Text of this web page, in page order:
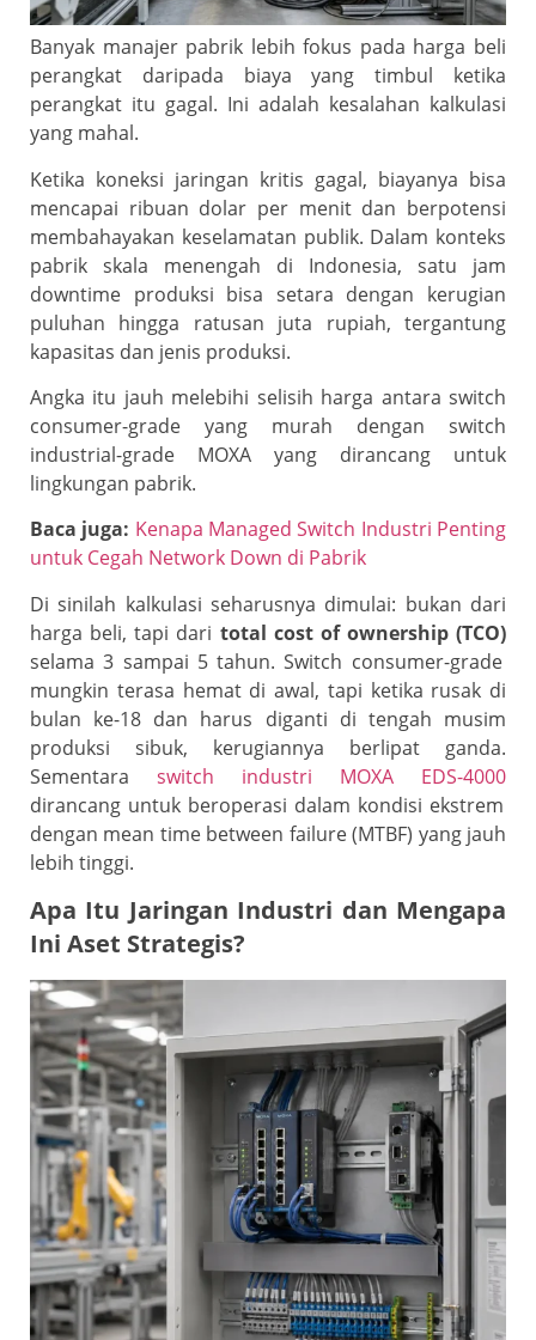
Banyak manajer pabrik lebih fokus pada harga beli
perangkat daripada biaya yang timbul ketika
perangkat itu gagal. Ini adalah kesalahan kalkulasi
yang mahal.
Ketika koneksi jaringan kritis gagal, biayanya bisa
mencapai ribuan dolar per menit dan berpotensi
membahayakan keselamatan publik. Dalam konteks
pabrik skala menengah di Indonesia, satu jam
downtime produksi bisa setara dengan kerugian
puluhan hingga ratusan juta rupiah, tergantung
kapasitas dan jenis produksi.
Angka itu jauh melebihi selisih harga antara switch
consumer-grade yang murah dengan switch
industrial-grade MOXA yang dirancang untuk
lingkungan pabrik.
Baca juga: Kenapa Managed Switch Industri Penting
untuk Cegah Network Down di Pabrik
Di sinilah kalkulasi seharusnya dimulai: bukan dari
harga beli, tapi dari total cost of ownership (TCO)
selama 3 sampai 5 tahun. Switch consumer-grade
mungkin terasa hemat di awal, tapi ketika rusak di
bulan ke-18 dan harus diganti di tengah musim
produksi sibuk, kerugiannya berlipat ganda.
Sementara
switch industri MOXA EDS-4000
dirancang untuk beroperasi dalam kondisi ekstrem
dengan mean time between failure (MTBF) yang jauh
lebih tinggi.
Apa Itu Jaringan Industri dan Mengapa
Ini Aset Strategis?